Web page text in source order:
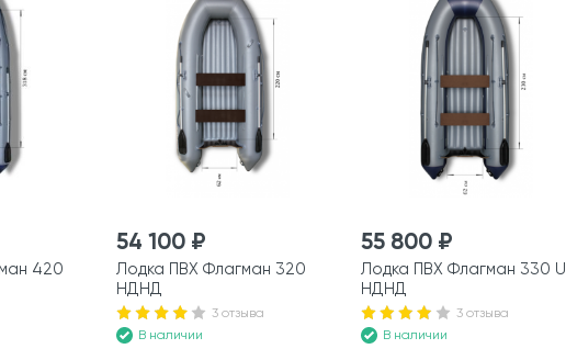
420
54 100 ₽
Лодка ПВХ Флагман 320
НДНД
3 отзыва
В наличии
55 800 ₽
Лодка ПВХ Флагман 330 U
НДНД
3 отзыва
В наличии